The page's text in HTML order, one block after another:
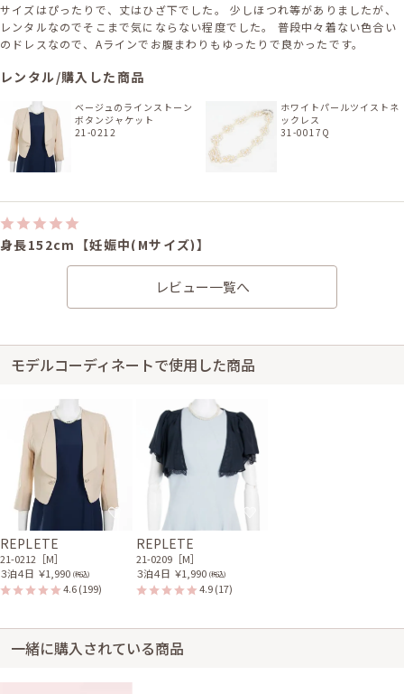
サイズはぴったりで、丈はひざ下でした。 少しほつれ等がありましたが、
レンタルなのでそこまで気にならない程度でした。 普段中々着ない色合い
のドレスなので、Aラインでお腹まわりもゆったりで良かったです。
レンタル/購入した商品
ベージュのラインストーン
ボタンジャケット
21-0212
ホワイトパールツイストネ
ックレス
31-0017Q
身長152cm【妊娠中(Mサイズ)】
2019/11/17 結婚式 (友人として)
ホテル
サイズはぴったりで、丈はひざ丈でした。 マタニティ用として使用しまし
身長158cm【妊娠中(10ヶ月)】 (バスト：B70)
20代後半
2019/07/20
結婚式 (友人として)
サイズはぴったりで、丈はひざ丈でした。 ほぼひざ丈ですが、ひざが少し
見えるくらいでした。 色はとても鮮やかで初夏に良かったです。 しめつけ
がなく、妊娠10ヶ月でも安心して着られました。
レビュー一覧へ
モデルコーディネートで使用した商品
REPLETE
21-0212［M］
３泊４日 ￥1,990 (税込)
4.6(199)
REPLETE
21-0209［M］
３泊４日 ￥1,990 (税込)
4.9(17)
一緒に購入されている商品